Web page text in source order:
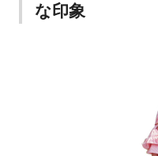
な印象